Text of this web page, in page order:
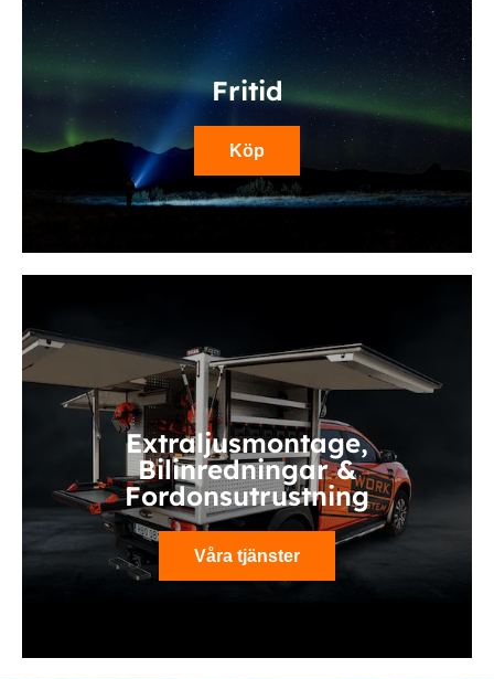
Fritid
Köp
Extraljusmontage,
Bilinredningar &
Fordonsutrustning
Våra tjänster